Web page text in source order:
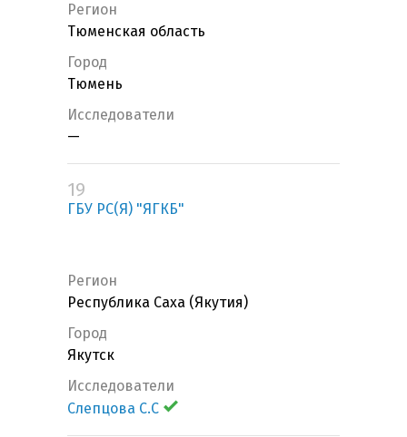
Регион
Тюменская область
Город
Тюмень
Исследователи
—
19
ГБУ РС(Я) "ЯГКБ"
Регион
Республика Саха (Якутия)
Город
Якутск
Исследователи
Слепцова С.С